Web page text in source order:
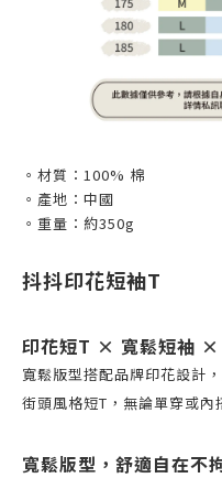
。材質：100% 棉
。產地：中國
。重量：約350g
抖抖印花短袖T
印花短T × 寬鬆短袖 ×
寬鬆版型搭配品牌印花設計
街頭風格短T，無論單穿或內
寬鬆版型，舒適自在不